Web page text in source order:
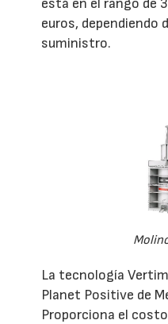
está en el rango de
euros, dependiendo
suministro.
La tecnología
Planet Positive de
Proporciona el